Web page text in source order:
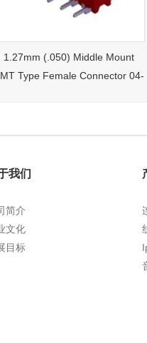
1.27mm (.050) Middle Mount
SMT Type Female Connector 04-
26Pin Tyco 188275
(.050) Right Angle DIP
Female Connector 04-26Pin
我们
简介
文化
目标